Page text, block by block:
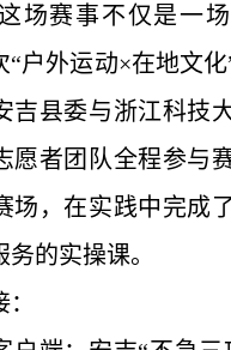
场赛事不仅是一
“户外运动×在地文
吉县委与浙江科技
愿者团队全程参与
场，在实践中完成
的实操课。